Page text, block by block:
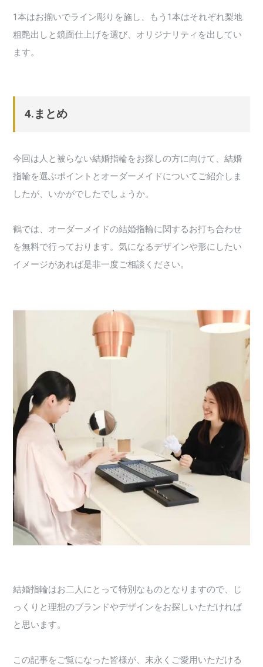
1本はお揃いでライン彫りを施し、もう1本はそれぞれ梨地
粗艶出しと鏡面仕上げを選び、オリジナリティを出してい
ます。
4.まとめ
今回は人と被らない結婚指輪をお探しの方に向けて、結婚
指輪を選ぶポイントとオーダーメイドについてご紹介しま
したが、いかがでしたでしょうか。
鶴では、オーダーメイドの結婚指輪に関するお打ち合わせ
を無料で行っております。気になるデザインや形にしたい
イメージがあれば是非一度ご相談ください。
結婚指輪はお二人にとって特別なものとなりますので、じ
っくりと理想のブランドやデザインをお探しいただければ
と思います。
この記事をご覧になった皆様が、末永くご愛用いただける